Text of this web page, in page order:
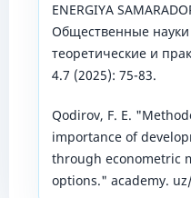
ENERGIYA
Общественные
теоретические и
4.7 (2025): 75-83.
Qodirov, F. E.
importance of
through econometric
options." academy.